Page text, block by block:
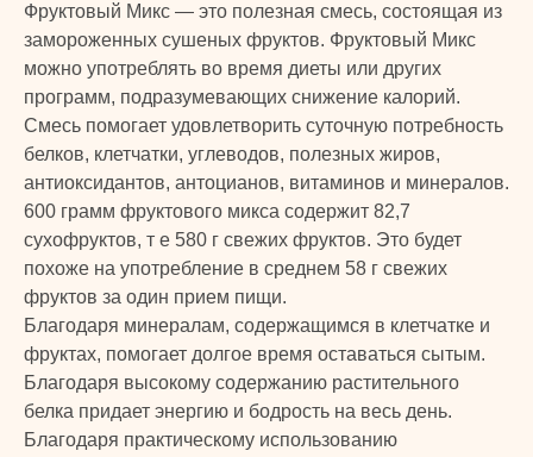
Фруктовый Микс — это полезная смесь, состоящая из
замороженных сушеных фруктов. Фруктовый Микс
можно употреблять во время диеты или других
программ, подразумевающих снижение калорий.
Смесь помогает удовлетворить суточную потребность
белков, клетчатки, углеводов, полезных жиров,
антиоксидантов, антоцианов, витаминов и минералов.
600 грамм фруктового микса содержит 82,7
сухофруктов, т е 580 г свежих фруктов. Это будет
похоже на употребление в среднем 58 г свежих
фруктов за один прием пищи.
Благодаря минералам, содержащимся в клетчатке и
фруктах, помогает долгое время оставаться сытым.
Благодаря высокому содержанию растительного
белка придает энергию и бодрость на весь день.
Благодаря практическому использованию